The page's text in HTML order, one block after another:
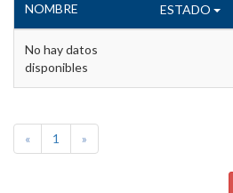
NOMBRE ESTADO
No hay datos
disponibles
« 1 »